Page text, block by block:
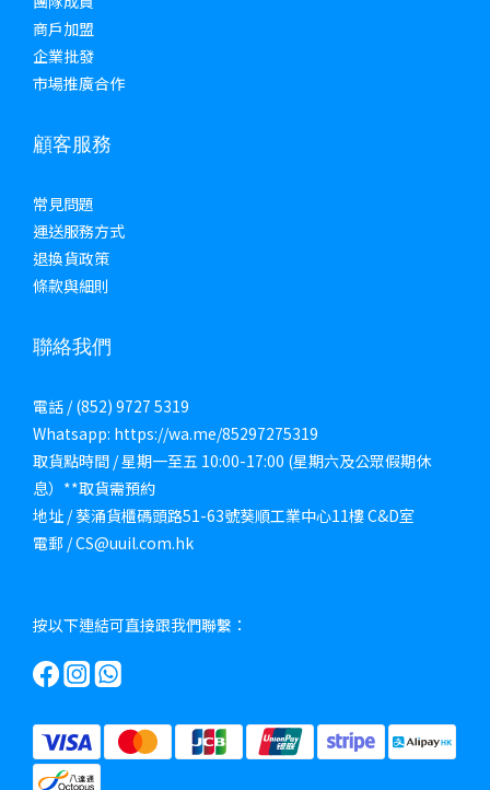
商戶加盟
企業批發
市場推廣合作
顧客服務
常見問題
運送服務方式
退換貨政策
條款與細則
聯絡我們
電話 / (852) 9727 5319
Whatsapp: https://wa.me/85297275319
取貨點時間 / 星期一至五 10:00-17:00 (星期六及公眾假期休
息）**取貨需預約
地址 / 葵涌貨櫃碼頭路51-63號葵順工業中心11樓 C&D室
電郵 / CS@uuil.com.hk
按以下連結可直接跟我們聯繫：